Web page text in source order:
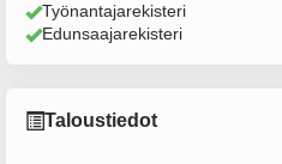
Työnantajarekisteri
Edunsaajarekisteri
Taloustiedot